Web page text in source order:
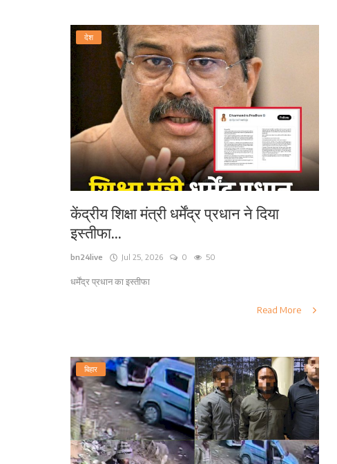
देश
केंद्रीय शिक्षा मंत्री धर्मेंद्र प्रधान ने दिया
इस्तीफा...
bn24live Jul 25, 2026 0 50
धर्मेंद्र प्रधान का इस्तीफा
Read More
बिहार